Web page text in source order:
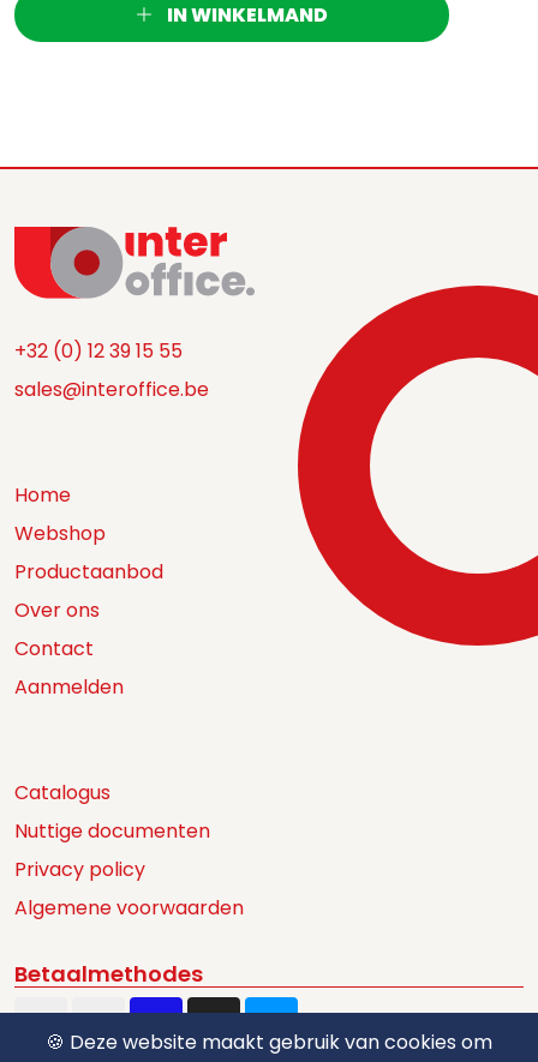
IN WINKELMAND
+32 (0) 12 39 15 55
sales@interoffice.be
Home
Webshop
Productaanbod
Over ons
Contact
Aanmelden
Catalogus
Nuttige documenten
Privacy policy
Algemene voorwaarden
Betaalmethodes
🍪 Deze website maakt gebruik van cookies om